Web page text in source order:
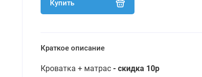
Купить
Краткое описание
Кроватка + матрас - скидка 10р